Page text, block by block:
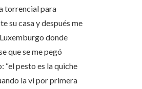
torrencial para
su casa y después me
donde
que se me pegó
“el pesto es la quiche
la vi por primera